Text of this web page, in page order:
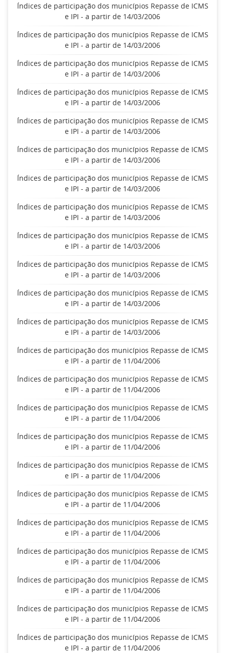
Índices de participação dos municípios Repasse de ICMS
e IPI - a partir de 14/03/2006
Índices de participação dos municípios Repasse de ICMS
e IPI - a partir de 14/03/2006
Índices de participação dos municípios Repasse de ICMS
e IPI - a partir de 14/03/2006
Índices de participação dos municípios Repasse de ICMS
e IPI - a partir de 14/03/2006
Índices de participação dos municípios Repasse de ICMS
e IPI - a partir de 14/03/2006
Índices de participação dos municípios Repasse de ICMS
e IPI - a partir de 14/03/2006
Índices de participação dos municípios Repasse de ICMS
e IPI - a partir de 14/03/2006
Índices de participação dos municípios Repasse de ICMS
e IPI - a partir de 14/03/2006
Índices de participação dos municípios Repasse de ICMS
e IPI - a partir de 14/03/2006
Índices de participação dos municípios Repasse de ICMS
e IPI - a partir de 14/03/2006
Índices de participação dos municípios Repasse de ICMS
e IPI - a partir de 14/03/2006
Índices de participação dos municípios Repasse de ICMS
e IPI - a partir de 14/03/2006
Índices de participação dos municípios Repasse de ICMS
e IPI - a partir de 11/04/2006
Índices de participação dos municípios Repasse de ICMS
e IPI - a partir de 11/04/2006
Índices de participação dos municípios Repasse de ICMS
e IPI - a partir de 11/04/2006
Índices de participação dos municípios Repasse de ICMS
e IPI - a partir de 11/04/2006
Índices de participação dos municípios Repasse de ICMS
e IPI - a partir de 11/04/2006
Índices de participação dos municípios Repasse de ICMS
e IPI - a partir de 11/04/2006
Índices de participação dos municípios Repasse de ICMS
e IPI - a partir de 11/04/2006
Índices de participação dos municípios Repasse de ICMS
e IPI - a partir de 11/04/2006
Índices de participação dos municípios Repasse de ICMS
e IPI - a partir de 11/04/2006
Índices de participação dos municípios Repasse de ICMS
e IPI - a partir de 11/04/2006
Índices de participação dos municípios Repasse de ICMS
e IPI - a partir de 11/04/2006